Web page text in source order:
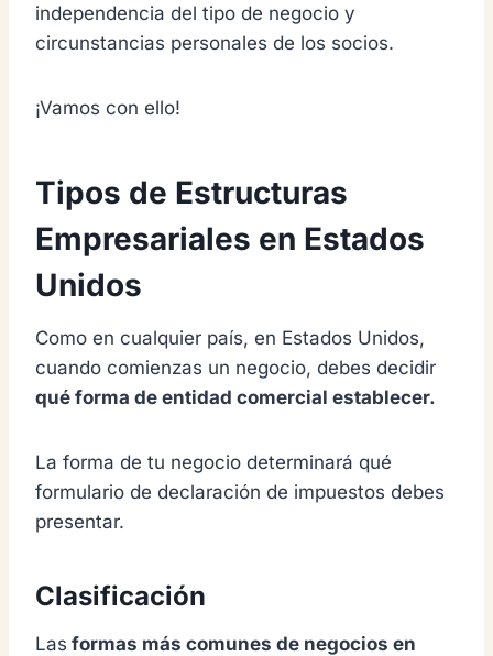
independencia del tipo de negocio y
circunstancias personales de los socios.
¡Vamos con ello!
Tipos de Estructuras
Empresariales en Estados
Unidos
Como en cualquier país, en Estados Unidos,
cuando comienzas un negocio, debes decidir
qué forma de entidad comercial establecer.
La forma de tu negocio determinará qué
formulario de declaración de impuestos debes
presentar.
Clasificación
Las formas más comunes de negocios en